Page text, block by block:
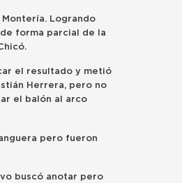
Logrando
forma parcial de la
el resultado y metió
Herrera, pero no
el balón al arco
pero fueron
buscó anotar pero